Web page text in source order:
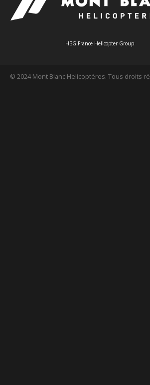
HBG France Helicopter Group
© 2024 Mont Blanc Helicoptères. Tous droits